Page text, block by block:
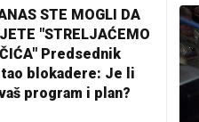
STE MOGLI DA
"STRELJAĆEMO
Predsednik
blokadere: Je li
program i plan?